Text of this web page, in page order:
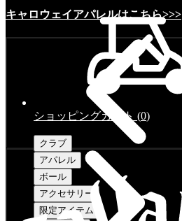
キャロウェイアパレルはこちら>>>
ショッピングカート (0)
クラブ
アパレル
ボール
アクセサリー
限定アイテム